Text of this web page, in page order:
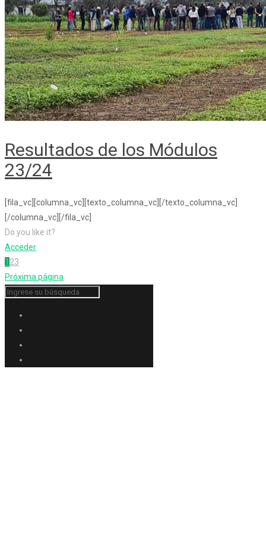
Resultados de los Módulos
23/24
[fila_vc][columna_vc][texto_columna_vc][/texto_columna_vc]
[/columna_vc][/fila_vc]
Do you like it?
Acceder
1 23
Próxima página